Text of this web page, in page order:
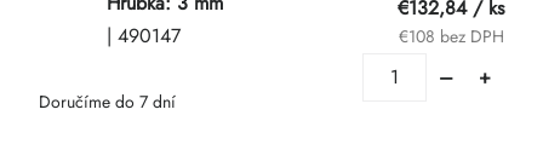
| 490147
€132,84 / ks
€108 bez DPH
Doručíme do 7 dní